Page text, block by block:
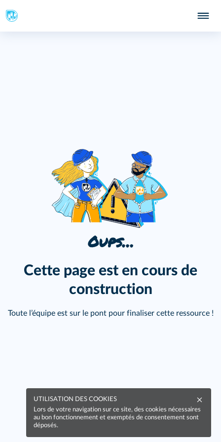
Oups…
Cette page est en cours de
construction
Toute l’équipe est sur le pont pour finaliser cette ressource !
UTILISATION DES COOKIES
Lors de votre navigation sur ce site, des cookies nécessaires
au bon fonctionnement et exemptés de consentement sont
déposés.